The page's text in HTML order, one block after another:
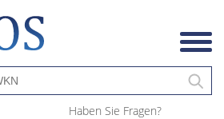
Haben Sie Fragen?